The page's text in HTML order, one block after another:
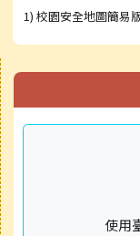
1) 校園安全地圖簡易
右邊區域內容
使用